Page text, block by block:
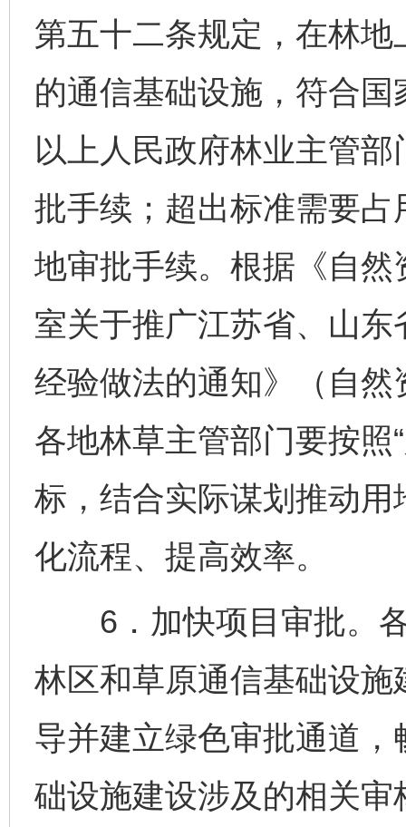
第五十二条规定，在林
的通信基础设施，符合
以上人民政府林业主管
批手续；超出标准需要
地审批手续。根据《自
室关于推广江苏省、山
经验做法的通知》（自
各地林草主管部门要按照
标，结合实际谋划推动
化流程、提高效率。
6．加快项目审批。各
林区和草原通信基础设
导并建立绿色审批通道
础设施建设涉及的相关